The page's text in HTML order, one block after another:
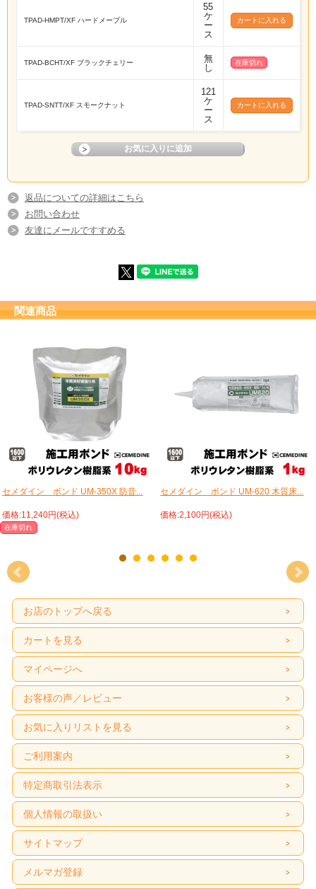
TPAD-HMPT/XF ハードメープル
55
ケ
ー
ス
TPAD-BCHT/XF ブラックチェリー
無
し
在庫切れ
TPAD-SNTT/XF スモークナット
121
ケ
ー
ス
返品についての詳細はこちら
お問い合わせ
友達にメールですすめる
関連商品
セメダイン ボンド UM-350X 防音...
価格:11,240円(税込)
在庫切れ
セメダイン ボンド UM-620 木質床...
価格:2,100円(税込)
お店のトップへ戻る
カートを見る
マイページへ
お客様の声／レビュー
お気に入りリストを見る
ご利用案内
特定商取引法表示
個人情報の取扱い
サイトマップ
メルマガ登録